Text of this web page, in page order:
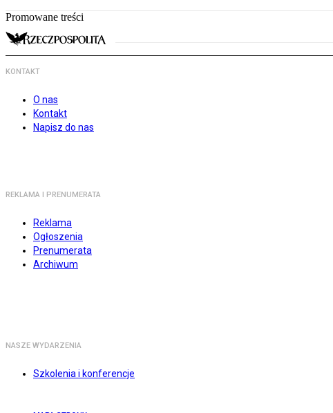
Promowane treści
KONTAKT
O nas
Kontakt
Napisz do nas
REKLAMA I PRENUMERATA
Reklama
Ogłoszenia
Prenumerata
Archiwum
NASZE WYDARZENIA
Szkolenia i konferencje